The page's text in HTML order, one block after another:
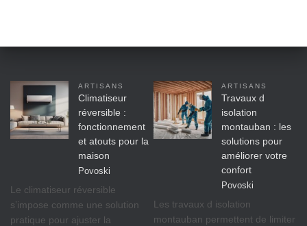
ARTISANS
Climatiseur
réversible :
fonctionnement
et atouts pour la
maison
Povoski
Le climatiseur réversible
s’impose comme une solution
pratique pour ajuster la
ARTISANS
Travaux d
isolation
montauban : les
solutions pour
améliorer votre
confort
Povoski
Les travaux d isolation
montauban permettent de limiter